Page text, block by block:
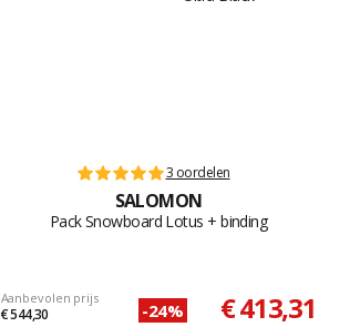
3 oordelen
SALOMON
Pack Snowboard Lotus + binding
Aanbevolen prijs
€ 544,30 -24% € 413,31